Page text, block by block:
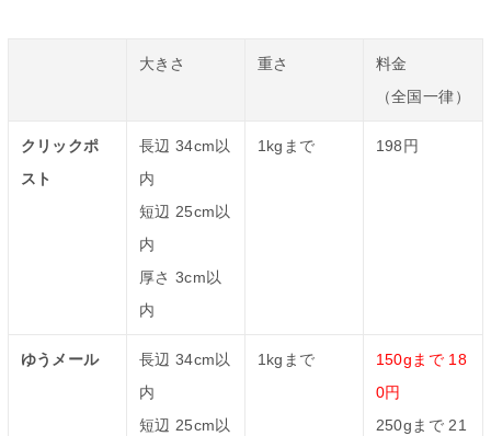
大きさ 重さ
料金
（全国一律）
クリックポ
スト
長辺 34cm以
内
短辺 25cm以
内
厚さ 3cm以
内
1kgまで 198円
ゆうメール
長辺 34cm以
内
短辺 25cm以
1kgまで
150gまで 18
0円
250gまで 21